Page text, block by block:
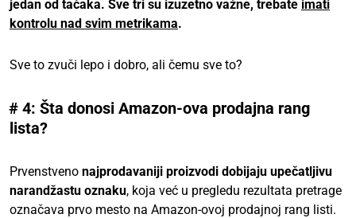
jedan od tačaka. Sve tri su izuzetno važne, trebate imati
kontrolu nad svim metrikama.
Sve to zvuči lepo i dobro, ali čemu sve to?
# 4: Šta donosi Amazon-ova prodajna rang
lista?
Prvenstveno najprodavaniji proizvodi dobijaju upečatljivu
narandžastu oznaku, koja već u pregledu rezultata pretrage
označava prvo mesto na Amazon-ovoj prodajnoj rang listi.